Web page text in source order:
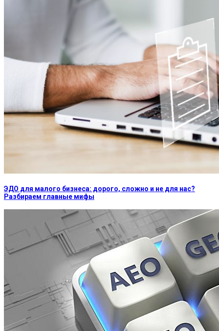
ЭДО для малого бизнеса: дорого, сложно и не для нас?
Разбираем главные мифы